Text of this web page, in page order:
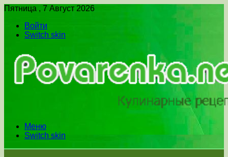
Пятница , 7 Август 2026
Войти
Switch skin
Меню
Switch skin